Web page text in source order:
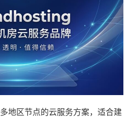
地区节点的云服务方案，适合建